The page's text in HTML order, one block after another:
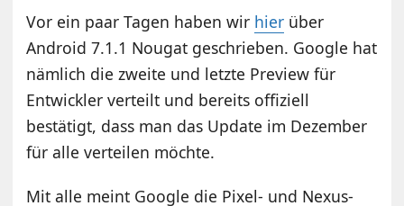
Vor ein paar Tagen haben wir hier über
Android 7.1.1 Nougat geschrieben. Google hat
nämlich die zweite und letzte Preview für
Entwickler verteilt und bereits offiziell
bestätigt, dass man das Update im Dezember
für alle verteilen möchte.
Mit alle meint Google die Pixel- und Nexus-